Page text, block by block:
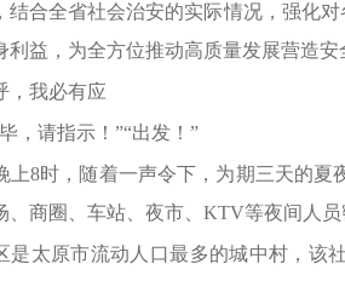
结合全省社会治安的实际情况，强化
利益，为全方位推动高质量发展营造
，我必有应
，请指示！”“出发！”
上8时，随着一声令下，为期三天的
、商圈、车站、夜市、KTV等夜间人
是太原市流动人口最多的城中村，该